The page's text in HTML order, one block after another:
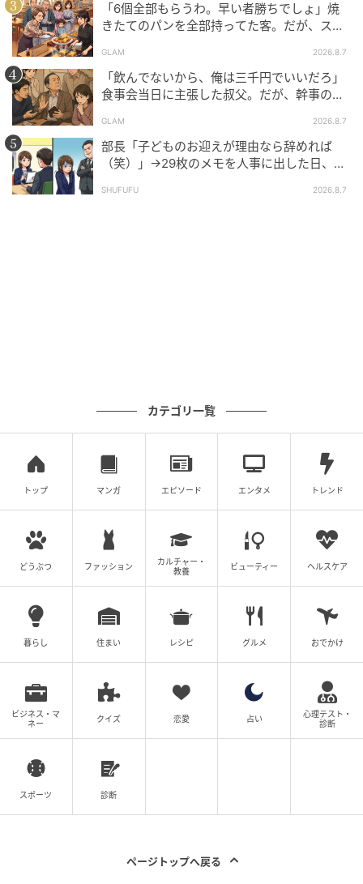
パートナーの行動に違和感を覚えたとき、見て見ぬふ
りを続けるのはつらいものですよね。今回のように、
事実を冷静に受け止めたうえで、自分のこれからを守
るための行動を取ることも、ひとつの選択なのかもし
れません。つらい状況の中でも前を向き、自分らしく
過ごせる環境を選んでいきたいですね。
【取材時期：2026年4月】
クリエイター情報
ベビーカレンダー
です。みんなのクチコミや体験談から産婦人科検
索、おでかけ情報、離乳食レシピまで。月間利用者1
000万人以上。
「6個全部もらうわ。早い者勝ちでしょ」焼
きたてのパンを全部持ってた客。だが、スタ
GLAM 2026.8.7
「飲んでないから、俺は三千円でいいだろ」
食事会当日に主張した叔父。だが、幹事のい
GLAM 2026.8.7
部長「子どものお迎えが理由なら辞めれば
（笑）」→29枚のメモを人事に出した日、部
SHUFUFU 2026.8.7
カテゴリ一覧
トップ マンガ エピソード エンタメ トレンド
どうぶつ ファッション
カルチャー・
教養
ビューティー ヘルスケア
暮らし 住まい レシピ グルメ おでかけ
ビジネス・マ
ネー
クイズ 恋愛 占い
心理テスト・
診断
スポーツ 診断
ページトップへ戻る